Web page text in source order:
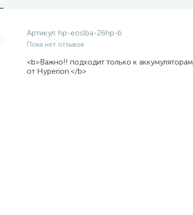
Артикул: hp-eoslba-26hp-b
Пока нет отзывов
<b>Важно!! подходит только к аккумуляторам
от Hyperion.</b>